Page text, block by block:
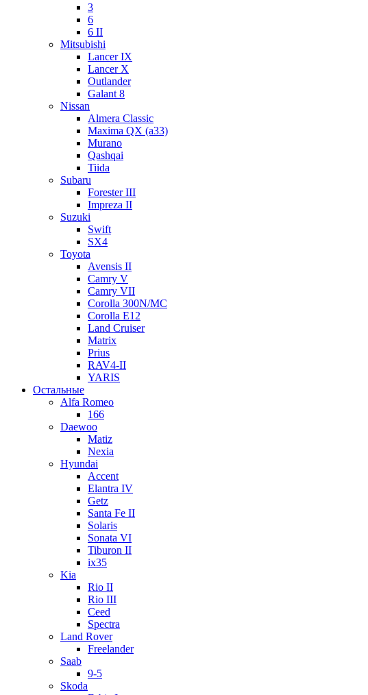
3
6
6 II
Mitsubishi
Lancer IX
Lancer X
Outlander
Galant 8
Nissan
Almera Classic
Maxima QX (a33)
Murano
Qashqai
Tiida
Subaru
Forester III
Impreza II
Suzuki
Swift
SX4
Toyota
Avensis II
Camry V
Camry VII
Corolla 300N/MC
Corolla E12
Land Cruiser
Matrix
Prius
RAV4-II
YARIS
Остальные
Alfa Romeo
166
Daewoo
Matiz
Nexia
Hyundai
Accent
Elantra IV
Getz
Santa Fe II
Solaris
Sonata VI
Tiburon II
ix35
Kia
Rio II
Rio III
Ceed
Spectra
Land Rover
Freelander
Saab
9-5
Skoda